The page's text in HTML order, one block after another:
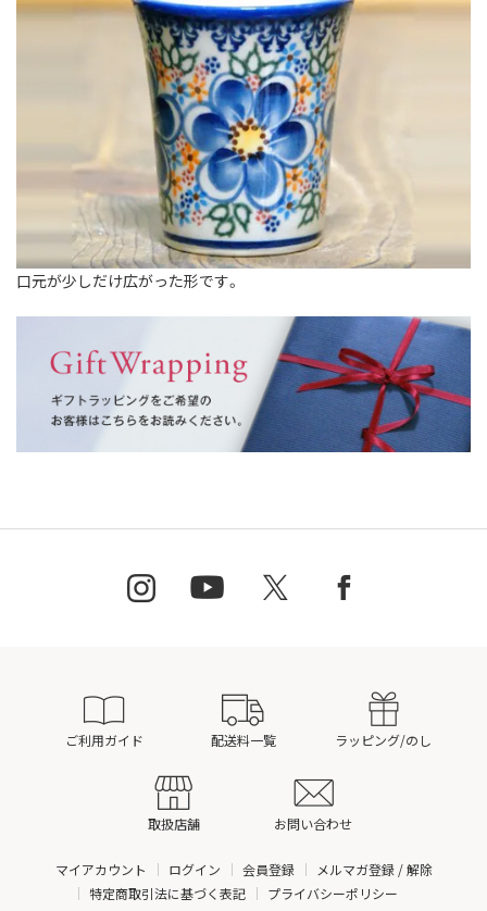
口元が少しだけ広がった形です。
ご利用ガイド 配送料一覧 ラッピング/のし
取扱店舗 お問い合わせ
マイアカウント ログイン 会員登録
メルマガ登録 / 解除
特定商取引法に基づく表記
プライバシーポリシー